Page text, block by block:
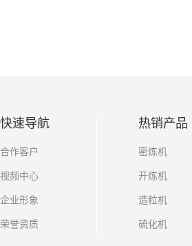
快速导航
合作客户
视频中心
企业形象
荣誉资质
热销产品
密炼机
开炼机
造粒机
硫化机